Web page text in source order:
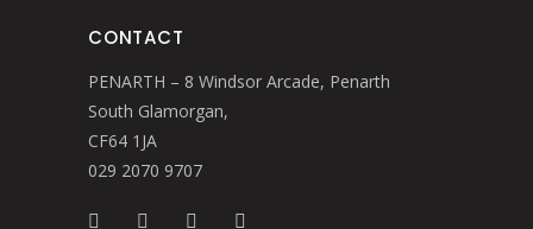
CONTACT
PENARTH – 8 Windsor Arcade, Penarth
South Glamorgan,
CF64 1JA
029 2070 9707